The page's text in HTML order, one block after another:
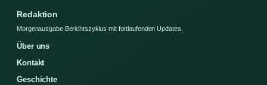
Redaktion
Morgenausgabe Berichtszyklus mit fortlaufenden Updates.
Über uns
Kontakt
Geschichte